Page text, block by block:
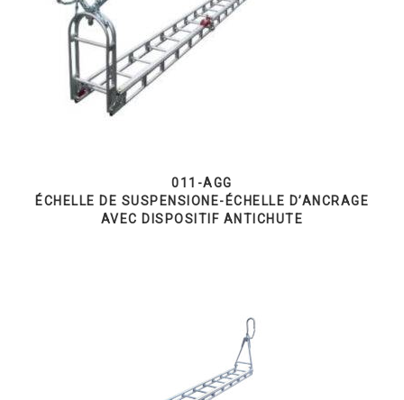
011-AGG
ÉCHELLE DE SUSPENSIONE-ÉCHELLE D’ANCRAGE
AVEC DISPOSITIF ANTICHUTE